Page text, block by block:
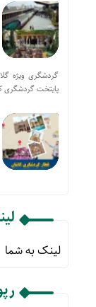
گردشگری ویژه
پایتخت گردشگری
لینک به شما